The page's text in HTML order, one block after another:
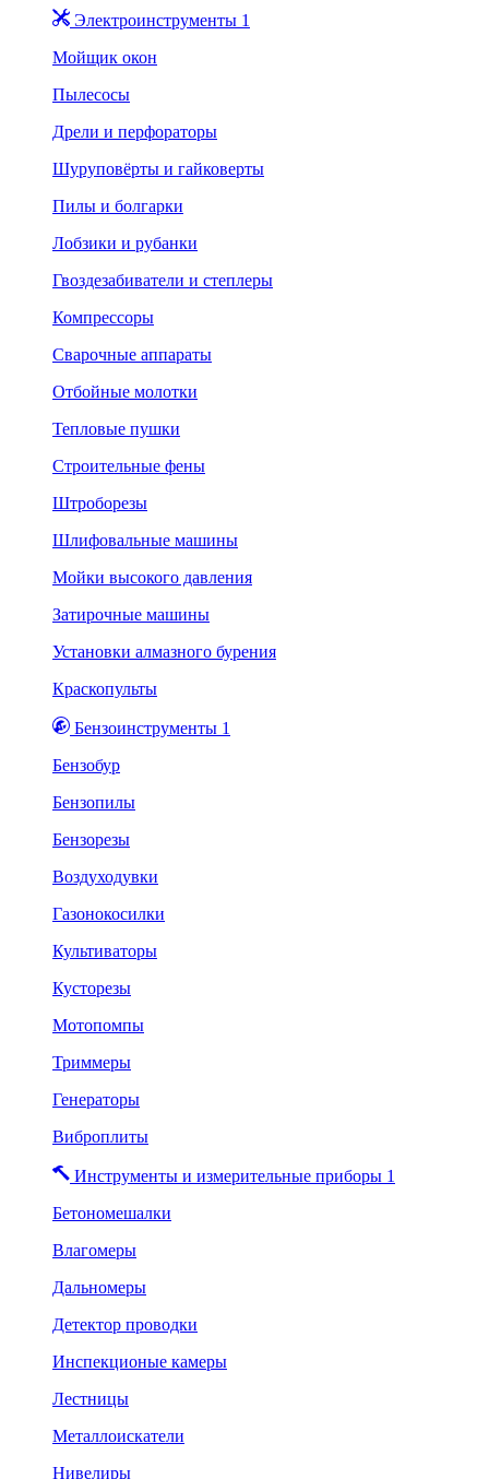
Электроинструменты 1
Мойщик окон
Пылесосы
Дрели и перфораторы
Шуруповёрты и гайковерты
Пилы и болгарки
Лобзики и рубанки
Гвоздезабиватели и степлеры
Компрессоры
Сварочные аппараты
Отбойные молотки
Тепловые пушки
Строительные фены
Штроборезы
Шлифовальные машины
Мойки высокого давления
Затирочные машины
Установки алмазного бурения
Краскопульты
Бензоинструменты 1
Бензобур
Бензопилы
Бензорезы
Воздуходувки
Газонокосилки
Культиваторы
Кусторезы
Мотопомпы
Триммеры
Генераторы
Виброплиты
Инструменты и измерительные приборы 1
Бетономешалки
Влагомеры
Дальномеры
Детектор проводки
Инспекционые камеры
Лестницы
Металлоискатели
Нивелиры